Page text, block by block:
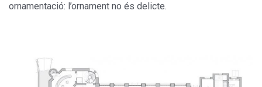
ornamentació: l’ornament no és delicte.